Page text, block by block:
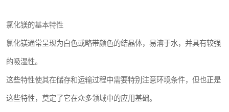
氯化镁的基本特性
氯化镁通常呈现为白色或略带颜色的结晶体，易溶于水，并具有较强
的吸湿性。
这些特性使其在储存和运输过程中需要特别注意环境条件，但也正是
这些特性，奠定了它在众多领域中的应用基础。